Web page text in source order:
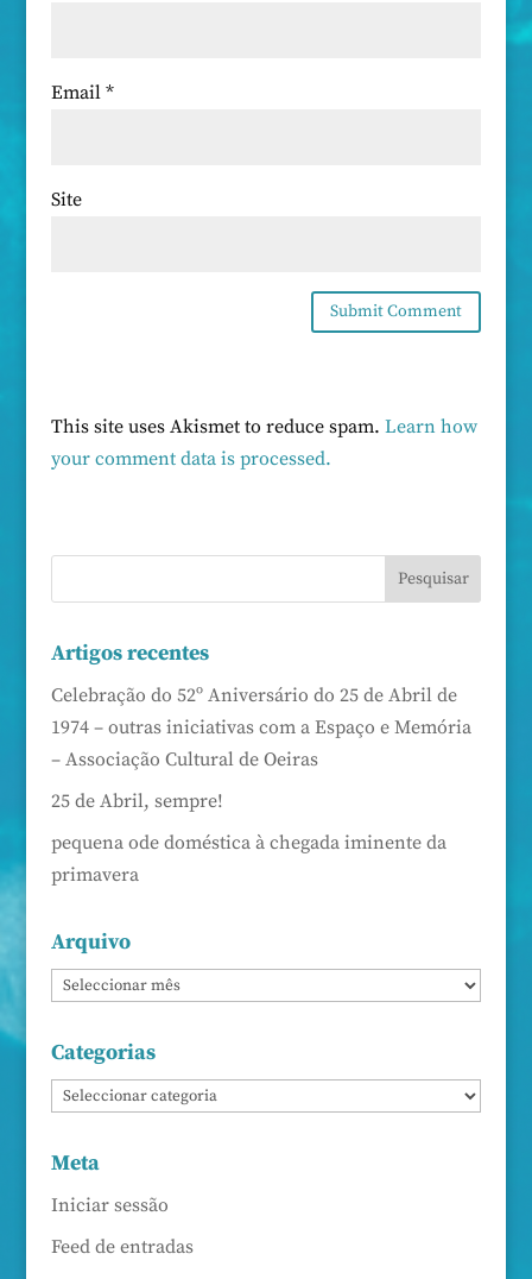
Email *
Site
This site uses Akismet to reduce spam. Learn how
your comment data is processed.
Artigos recentes
Celebração do 52º Aniversário do 25 de Abril de
1974 – outras iniciativas com a Espaço e Memória
– Associação Cultural de Oeiras
25 de Abril, sempre!
pequena ode doméstica à chegada iminente da
primavera
Arquivo
Categorias
Meta
Iniciar sessão
Feed de entradas